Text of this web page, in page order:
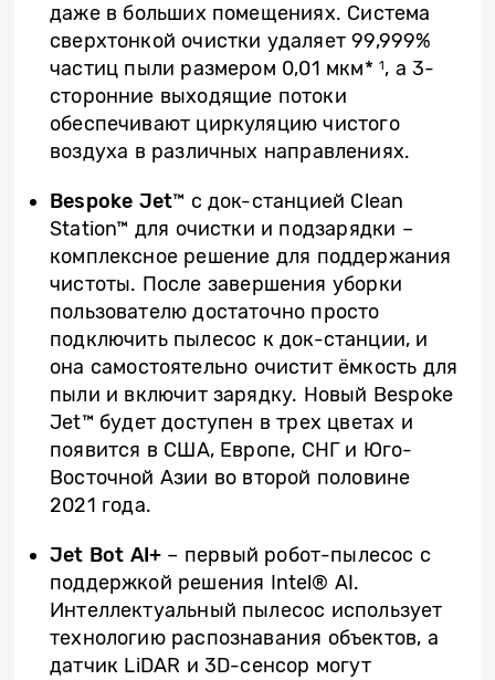
даже в больших помещениях. Система
сверхтонкой очистки удаляет 99,999%
частиц пыли размером 0,01 мкм* 1, а 3-
сторонние выходящие потоки
обеспечивают циркуляцию чистого
воздуха в различных направлениях.
Bespoke Jet™ с док-станцией Clean
Station™ для очистки и подзарядки –
комплексное решение для поддержания
чистоты. После завершения уборки
пользователю достаточно просто
подключить пылесос к док-станции, и
она самостоятельно очистит ёмкость для
пыли и включит зарядку. Новый Bespoke
Jet™ будет доступен в трех цветах и
появится в США, Европе, СНГ и Юго-
Восточной Азии во второй половине
2021 года.
Jet Bot AI+ – первый робот-пылесос с
поддержкой решения Intel® AI.
Интеллектуальный пылесос использует
технологию распознавания объектов, а
датчик LiDAR и 3D-сенсор могут